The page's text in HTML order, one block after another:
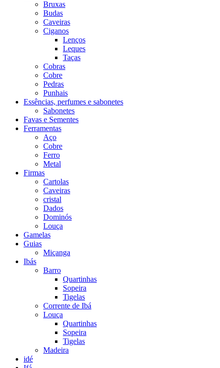
Bruxas
Budas
Caveiras
Ciganos
Lenços
Leques
Taças
Cobras
Cobre
Pedras
Punhais
Essências, perfumes e sabonetes
Sabonetes
Favas e Sementes
Ferramentas
Aço
Cobre
Ferro
Metal
Firmas
Cartolas
Caveiras
cristal
Dados
Dominós
Louça
Gamelas
Guias
Miçanga
Ibás
Barro
Quartinhas
Sopeira
Tigelas
Corrente de Ibá
Louça
Quartinhas
Sopeira
Tigelas
Madeira
idé